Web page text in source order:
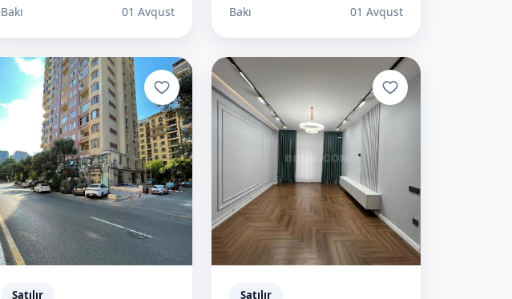
Bakı 01 Avqust Bakı 01 Avqust
Satılır Satılır